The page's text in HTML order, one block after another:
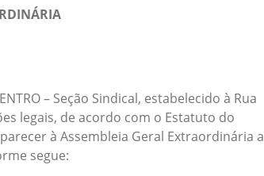
– Seção Sindical, estabelecido à Rua
legais, de acordo com o Estatuto do
à Assembleia Geral Extraordinária a
segue: